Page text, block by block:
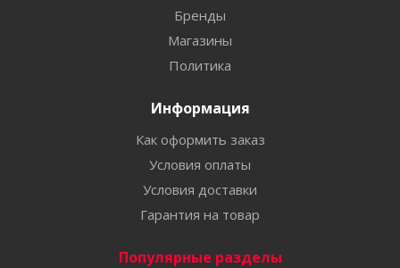
Бренды
Магазины
Политика
Информация
Как оформить заказ
Условия оплаты
Условия доставки
Гарантия на товар
Популярные разделы